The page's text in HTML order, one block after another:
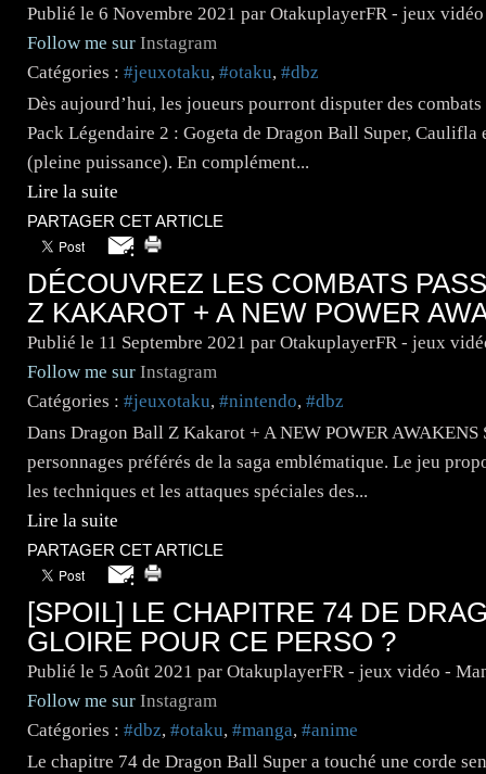
Publié le 6 Novembre 2021 par OtakuplayerFR - jeux
Follow me sur Instagram
Catégories : #jeuxotaku, #otaku, #dbz
Dès aujourd’hui, les joueurs pourront disputer des
Pack Légendaire 2 : Gogeta de Dragon Ball Super,
(pleine puissance). En complément...
Lire la suite
PARTAGER CET ARTICLE
DÉCOUVREZ LES COMBATS
Z KAKAROT + A NEW POWER
Publié le 11 Septembre 2021 par OtakuplayerFR - jeux
Follow me sur Instagram
Catégories : #jeuxotaku, #nintendo, #dbz
Dans Dragon Ball Z Kakarot + A NEW POWER
personnages préférés de la saga emblématique. Le jeu
les techniques et les attaques spéciales des...
Lire la suite
PARTAGER CET ARTICLE
[SPOIL] LE CHAPITRE 74 DE
GLOIRE POUR CE PERSO ?
Publié le 5 Août 2021 par OtakuplayerFR - jeux vidéo -
Follow me sur Instagram
Catégories : #dbz, #otaku, #manga, #anime
Le chapitre 74 de Dragon Ball Super a touché une corde